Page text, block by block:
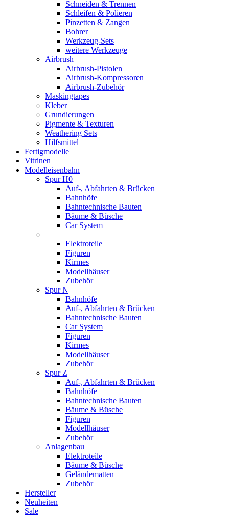
Schneiden & Trennen
Schleifen & Polieren
Pinzetten & Zangen
Bohrer
Werkzeug-Sets
weitere Werkzeuge
Airbrush
Airbrush-Pistolen
Airbrush-Kompressoren
Airbrush-Zubehör
Maskingtapes
Kleber
Grundierungen
Pigmente & Texturen
Weathering Sets
Hilfsmittel
Fertigmodelle
Vitrinen
Modelleisenbahn
Spur H0
Auf-, Abfahrten & Brücken
Bahnhöfe
Bahntechnische Bauten
Bäume & Büsche
Car System
Elektroteile
Figuren
Kirmes
Modellhäuser
Zubehör
Spur N
Bahnhöfe
Auf-, Abfahrten & Brücken
Bahntechnische Bauten
Car System
Figuren
Kirmes
Modellhäuser
Zubehör
Spur Z
Auf-, Abfahrten & Brücken
Bahnhöfe
Bahntechnische Bauten
Bäume & Büsche
Figuren
Modellhäuser
Zubehör
Anlagenbau
Elektroteile
Bäume & Büsche
Geländematten
Zubehör
Hersteller
Neuheiten
Sale